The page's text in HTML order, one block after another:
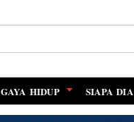
GAYA HIDUP SIAPA DIA